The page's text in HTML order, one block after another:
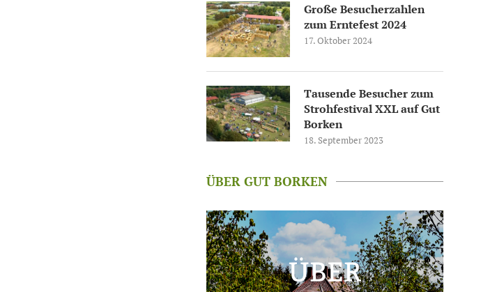
Große Besucherzahlen
zum Erntefest 2024
17. Oktober 2024
Tausende Besucher zum
Strohfestival XXL auf Gut
Borken
18. September 2023
ÜBER GUT BORKEN